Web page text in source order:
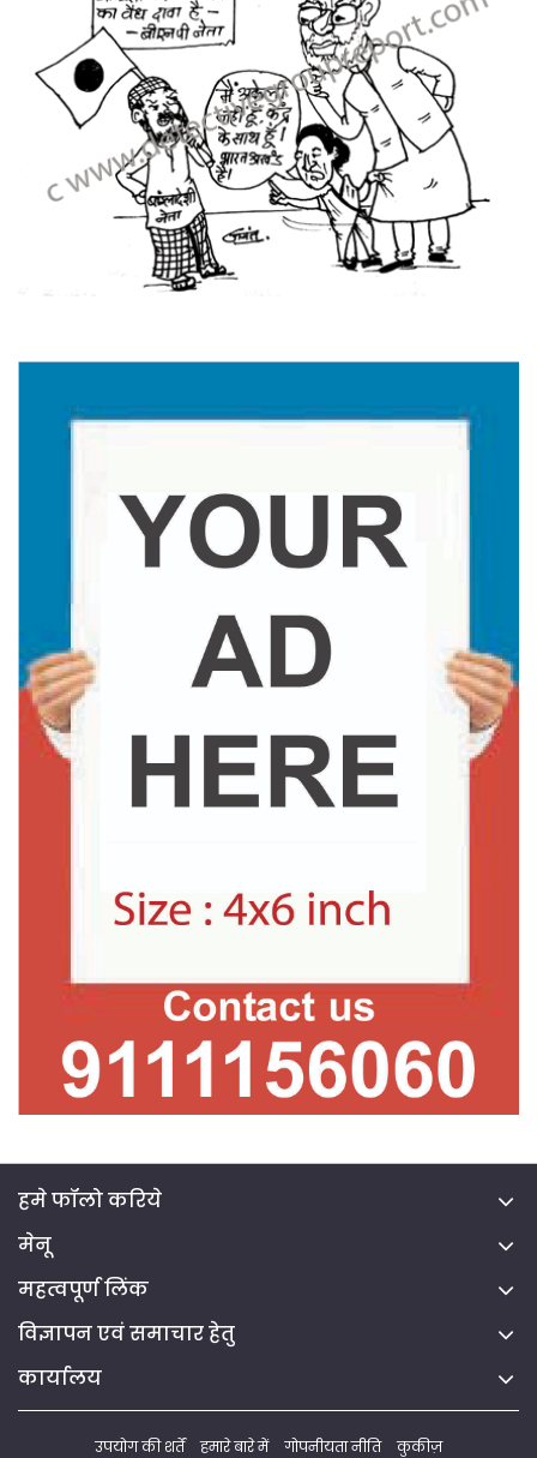
हमे फॉलो करिये
मेनू
महत्वपूर्ण लिंक
विज्ञापन एवं समाचार हेतु
कार्यालय
उपयोग की शर्तें हमारे बारे में गोपनीयता नीति कुकीज़